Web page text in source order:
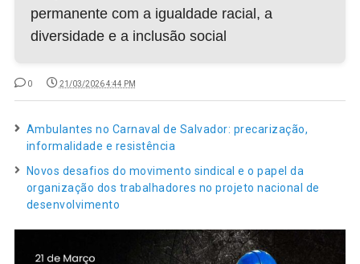
permanente com a igualdade racial, a
diversidade e a inclusão social
0 21/03/2026 4:44 PM
Ambulantes no Carnaval de Salvador: precarização,
informalidade e resistência
Novos desafios do movimento sindical e o papel da
organização dos trabalhadores no projeto nacional de
desenvolvimento